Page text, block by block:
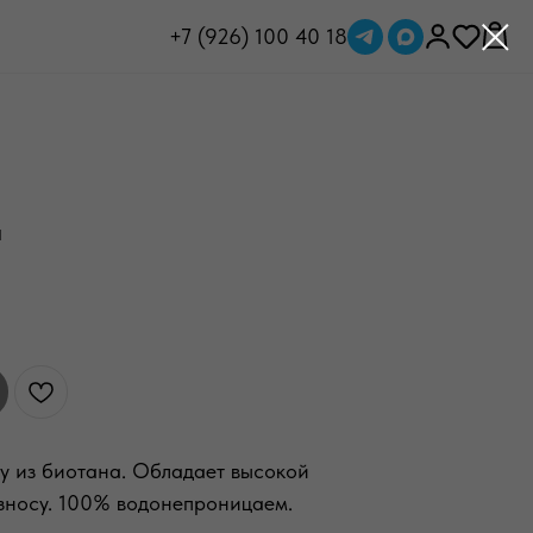
+7 (926) 100 40 18
из биотана. Обладает высокой
100% водонепроницаем.